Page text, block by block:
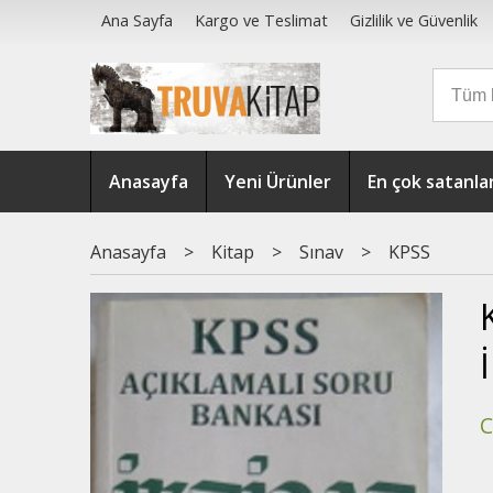
Ana Sayfa Kargo ve Teslimat Gizlilik ve Güvenlik
Anasayfa Yeni Ürünler En çok
Anasayfa > Kitap > Sınav > KPSS